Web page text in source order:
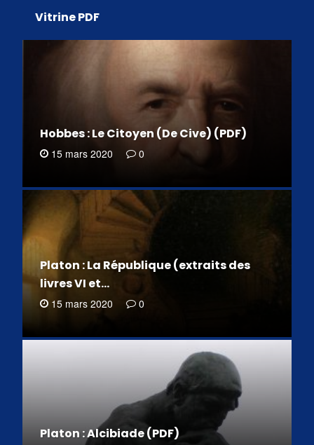
Vitrine PDF
Hobbes : Le Citoyen (De Cive) (PDF)
15 mars 2020 0
Platon : La République (extraits des
livres VI et…
15 mars 2020 0
Platon : Alcibiade (PDF)